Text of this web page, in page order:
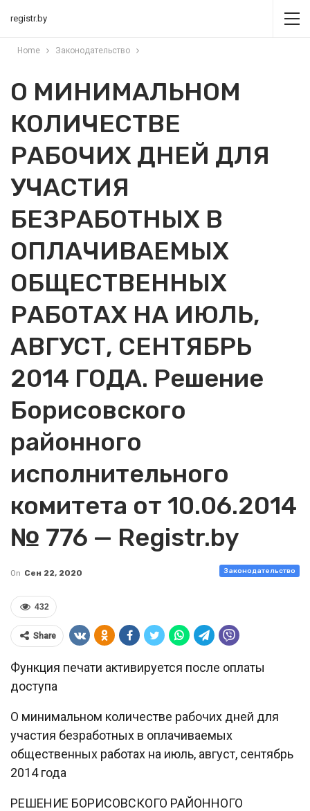
registr.by
Home Законодательство
О МИНИМАЛЬНОМ
КОЛИЧЕСТВЕ
РАБОЧИХ ДНЕЙ ДЛЯ
УЧАСТИЯ
БЕЗРАБОТНЫХ В
ОПЛАЧИВАЕМЫХ
ОБЩЕСТВЕННЫХ
РАБОТАХ НА ИЮЛЬ,
АВГУСТ, СЕНТЯБРЬ
2014 ГОДА. Решение
Борисовского
районного
исполнительного
комитета от 10.06.2014
№ 776 — Registr.by
Законодательство
On Сен 22, 2020
432
Share
Функция печати активируется после оплаты
доступа
О минимальном количестве рабочих дней для
участия безработных в оплачиваемых
общественных работах на июль, август, сентябрь
2014 года
РЕШЕНИЕ БОРИСОВСКОГО РАЙОННОГО